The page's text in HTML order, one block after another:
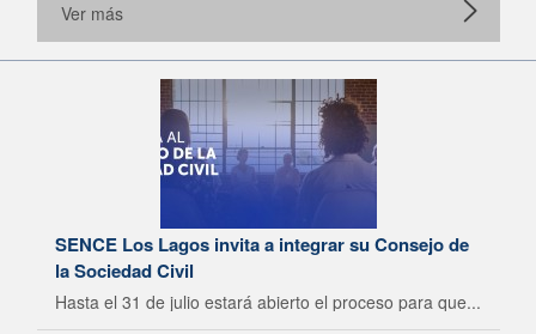
Ver más
SENCE Los Lagos invita a integrar su Consejo de
la Sociedad Civil
Hasta el 31 de julio estará abierto el proceso para que...